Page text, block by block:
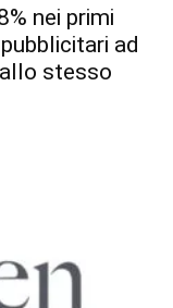
nei primi
ad
stesso